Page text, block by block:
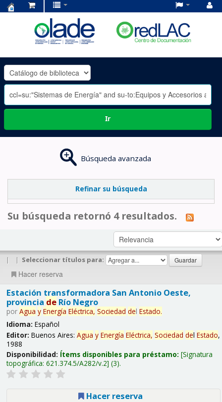
OLADE
-
Ir
Búsqueda avanzada
Refinar su búsqueda
Su búsqueda retornó 4 resultados.
| | Seleccionar títulos para:
Hacer reserva
Estación transformadora San Antonio Oeste,
provincia deRío Negro
por Agua y Energía Eléctrica, Sociedad del Estado.
Idioma: Español
Editor: Buenos Aires: Agua y Energía Eléctrica, Sociedad del Estado,
1988
Disponibilidad: Ítems disponibles para préstamo: Signatura
topográfica: 621.374.5/A282/v.2 (3).
Hacer reserva